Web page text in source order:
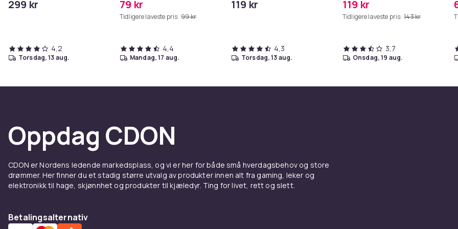
299 kr
4,2
torsdag, 13 aug.
Grå
79 kr
Tidligere laveste pris: 99 kr
4,4
mandag, 17 aug.
iPhone/iPad
119 kr
4,3
torsdag, 13 aug.
119 kr
Tidligere laveste pris: 143 kr
3,7
onsdag, 19 aug.
Oppdag CDON
CDON er Nordens ledende markedsplass, og vi er her for både små hverdagsbehov og store
drømmer. Her finner du et stadig større utvalg av produkter innen alt fra gaming, leker og
elektronikk til hage, skjønnhet og produkter til kjæledyr. Ting for livet, rett og slett.
Betalingsalternativ